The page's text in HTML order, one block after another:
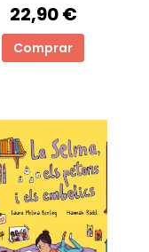
22,90 €
Comprar